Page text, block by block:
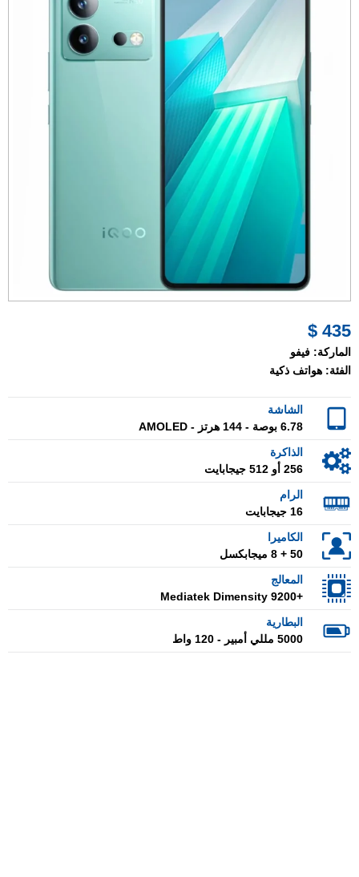
435 $
الماركة: فيفو
الفئة: هواتف ذكية
الشاشة
6.78 بوصة - 144 هرتز - AMOLED
الذاكرة
256 أو 512 جيجابايت
الرام
16 جيجابايت
الكاميرا
50 + 8 ميجابكسل
المعالج
+Mediatek Dimensity 9200
البطارية
5000 مللي أمبير - 120 واط